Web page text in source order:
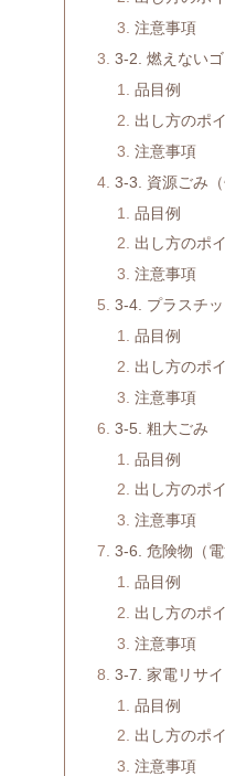
注意事項
3-2. 燃えないゴ
品目例
出し方のポ
注意事項
3-3. 資源ごみ
品目例
出し方のポ
注意事項
3-4. プラスチッ
品目例
出し方のポ
注意事項
3-5. 粗大ごみ
品目例
出し方のポ
注意事項
3-6. 危険物（電
品目例
出し方のポ
注意事項
3-7. 家電リサ
品目例
出し方のポ
注意事項